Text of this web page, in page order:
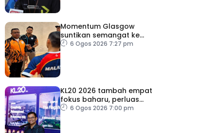
Momentum Glasgow
suntikan semangat ke
Sukan Asia 2026
6 Ogos 2026 7:27 pm
KL20 2026 tambah empat
fokus baharu, perluas
tumpuan ke lapan sektor
6 Ogos 2026 7:00 pm